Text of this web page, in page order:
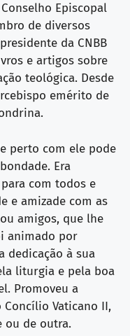
Episcopal
de diversos
da CNBB
e artigos sobre
teológica. Desde
emérito de
perto com ele pode
Era
com todos e
e amizade com as
amigos, que lhe
animado por
dedicação à sua
liturgia e pela boa
Promoveu a
Vaticano II,
ou de outra.